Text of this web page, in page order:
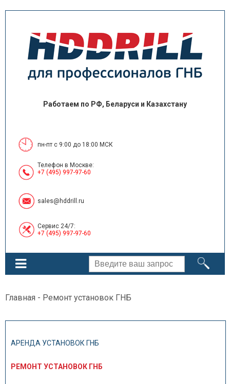
Работаем по РФ, Беларуси и Казахстану
пн-пт с 9:00 до 18:00 МСК
Телефон в Москве:
+7 (495) 997-97-60
sales@hddrill.ru
Сервис 24/7:
+7 (495) 997-97-60
Главная - Ремонт установок ГНБ
АРЕНДА УСТАНОВОК ГНБ
РЕМОНТ УСТАНОВОК ГНБ